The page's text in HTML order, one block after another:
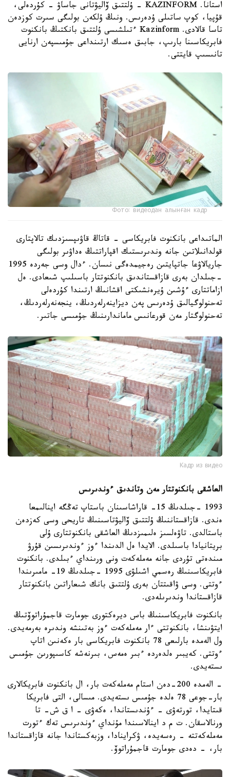
استانا. KAZINFORM - ۇلتتىق ۆاليۋتانى جاساۋ - كۇردەلى،
قۇپيا، كوپ ساتىلى ۇدەرىس. ونىڭ ۇلكەن بولىگى سىرت كوزدەن
تاسا قالادى. Kazinform ءتىلشىسى ۇلتتىق بانكتىڭ بانكنوت
فابريكاسىنا بارىپ، جابىق ەسىك ارتىنداعى جۇمىسپەن ارنايى
تانىسىپ قايتتى.
Фото: видеодан алынған кадр
الماتىداعى بانكنوت فابريكاسى - قاتاڭ قاۋىپسىزدىك تالاپتارى
قولدانىلاتىن جانە وندىرىستىك اقپاراتتىڭ ەداۋىر بولىگى
جاريالاۋعا جاتپايتىن رەجيمدەگى نىسان. ءدال وسى جەردە 1995
-جىلدان بەرى قازاقستاندىق بانكنوتتار باسىلىپ شىعادى. ەل
ازاماتتارى ءۇشىن ۇيرەنشىكتى اقشانىڭ ارتىندا كۇردەلى
تەحنولوگيالىق ۇدەرىس پەن ديزاينەرلەردىڭ، ينجەنەرلەردىڭ،
تەحنولوگتار مەن قورعانىس ماماندارىنىڭ جۇمىسى جاتىر.
Кадр из видео
العاشقى بانكنوتتار مەن وتاندىق ءوندىرىس
1993 -جىلدىڭ 15- قاراشاسىنان باستاپ تەڭگە اينالىمعا
ەندى. قازاقستاننىڭ ۇلتتىق ۆاليۋتاسىنىڭ تاريحى وسى كەزدەن
باستالدى. تاۋەلسىز ەلىمىزدىڭ العاشقى بانكنوتتارى ۇلى
بريتانيادا باسىلدى. الايدا ەل الدىندا ءوز ءوندىرىسىن قۇرۋ
مىندەتى تۇردى جانە مەملەكەت ونى ورىنداي ءبىلدى. بانكنوت
فابريكاسىنىڭ رەسمي اشىلۋى 1995 -جىلدىڭ 19- مامىرىندا
ءوتتى. وسى ۋاقىتتان بەرى ۇلتتىق بانك شىعاراتىن بانكنوتتار
قازاقستاندا وندىرىلەدى.
بانكنوت فابريكاسىنىڭ باس ديرەكتورى جومارت قاجمۇراتوۆتىڭ
ايتۋىنشا، بانكنوتتى ءار مەملەكەت ءوز بەتىنشە وندىرە بەرمەيدى.
ول الەمدە بارلىعى 78 بانكنوت فابريكاسى بار ەكەنىن اتاپ
ءوتتى. كەيبىر ەلدەردە ءبىر ەمەس، بىرنەشە كاسىپورىن جۇمىس
ىستەيدى.
- الەمدە 200-دەن استام مەملەكەت بار، ال بانكنوت فابريكالارى
بار-جوعى 78 ەلدە جۇمىس ىستەيدى. مىسالى، التى فابريكا
قىتايدا، تورتەۋى - ءۇندىستاندا، ەكەۋى - ا ق ش- تا
ورنالاسقان. ت م د اينالاسىندا مۇنداي ءوندىرىس تەك ءتورت
مەملەكەتتە - رەسەيدە، ۋكراينادا، وزبەكستاندا جانە قازاقستاندا
بار، - دەدى جومارت قاجمۇراتوۆ.